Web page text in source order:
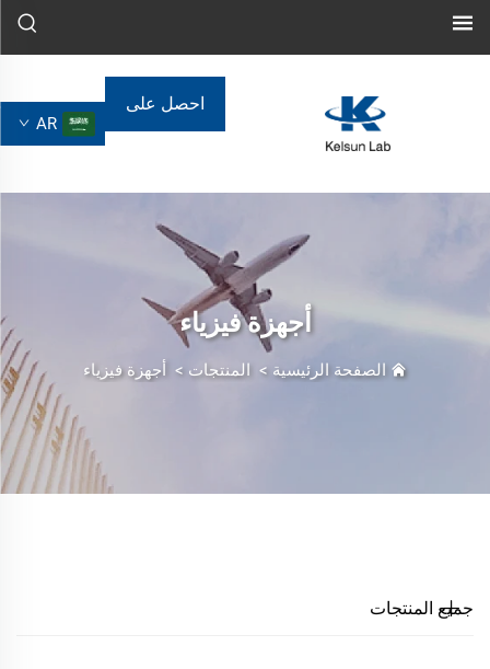
احصل على
AR
أجهزة فيزياء
الصفحة الرئيسية > المنتجات > أجهزة فيزياء
جميع المنتجات